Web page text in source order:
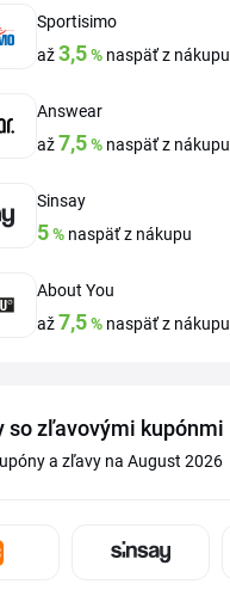
Sportisimo
až3,5% naspäť z nákupu
Answear
až7,5% naspäť z nákupu
Sinsay
5% naspäť z nákupu
About You
až7,5% naspäť z nákupu
so zľavovými kupónmi
a zľavy na August 2026